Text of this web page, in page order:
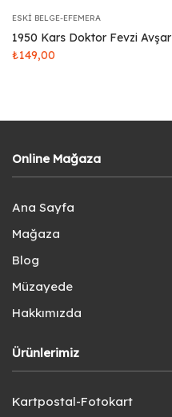
ESKI BELGE-EFEMERA
1950 Kars Doktor Fevzi Avşar
₺149,00
Online Mağaza
Ana Sayfa
Mağaza
Blog
Müzayede
Hakkımızda
Ürünlerimiz
Kartpostal-Fotokart